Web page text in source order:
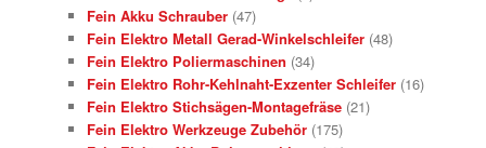
Fein Akku Schrauber (47)
Fein Elektro Metall Gerad-Winkelschleifer (48)
Fein Elektro Poliermaschinen (34)
Fein Elektro Rohr-Kehlnaht-Exzenter Schleifer (16)
Fein Elektro Stichsägen-Montagefräse (21)
Fein Elektro Werkzeuge Zubehör (175)